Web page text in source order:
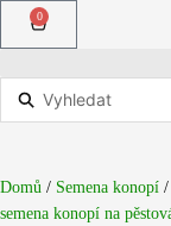
0
Cart
Search
Domů / Semena konopí /
semena konopí na